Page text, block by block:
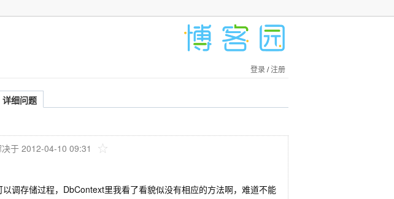
登录/注册
详细问题
于 2012-04-10 09:31
调存储过程，DbContext里我看了看貌似没有相应的方法啊，难道不能